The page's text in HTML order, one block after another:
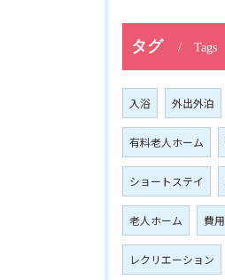
タグ Tags
入浴 外出外泊
有料老人ホーム
ショートステイ
老人ホーム 費用
レクリエーション